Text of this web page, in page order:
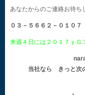
あなたからのご連絡お待ち
０３－５６６２－０１０７
来週４日には２０１７ｙＧ
当社なら きっと次の